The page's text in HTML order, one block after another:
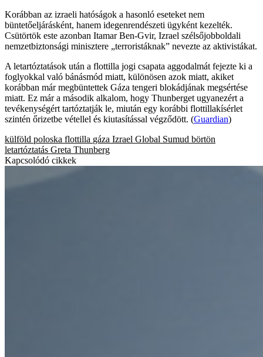
Korábban az izraeli hatóságok a hasonló eseteket nem
büntetőeljárásként, hanem idegenrendészeti ügyként kezelték.
Csütörtök este azonban Itamar Ben-Gvir, Izrael szélsőjobboldali
nemzetbiztonsági minisztere „terroristáknak” nevezte az aktivistákat.
A letartóztatások után a flottilla jogi csapata aggodalmát fejezte ki a
foglyokkal való bánásmód miatt, különösen azok miatt, akiket
korábban már megbüntettek Gáza tengeri blokádjának megsértése
miatt. Ez már a második alkalom, hogy Thunberget ugyanezért a
tevékenységért tartóztatják le, miután egy korábbi flottillakísérlet
szintén őrizetbe vétellel és kiutasítással végződött. (Guardian)
külföld poloska flottilla gáza Izrael Global Sumud börtön
letartóztatás Greta Thunberg
Kapcsolódó cikkek